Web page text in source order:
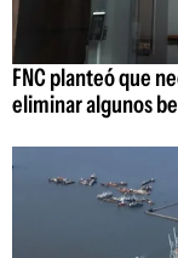
FNC planteó que
eliminar algunos